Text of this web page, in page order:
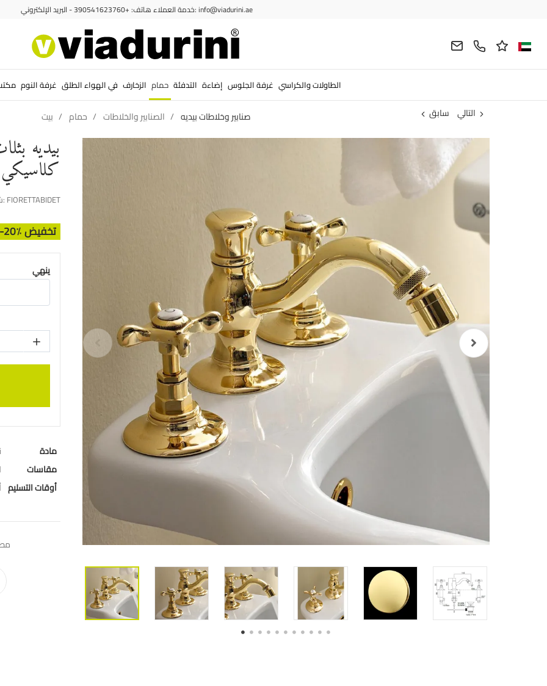
خدمة العملاء هاتف: +390541623760 - البريد الإلكتروني: info@viadurini.ae
الطاولات والكراسي غرفة الجلوس إضاءة التدفئة حمام الزخارف في الهواء الطلق غرفة النوم
بيت حمام الصنابير والخلاطات صنابير وخلاطات بيديه سابق التالي
بيديه
شفرة: FIORETTABIDET
-20٪ تخفيض
ينهي
مادة
مقاسات
أوقات التسليم